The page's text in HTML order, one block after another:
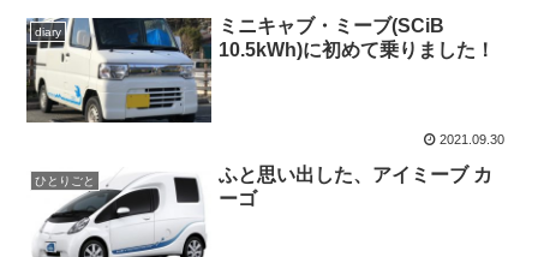
diary
ミニキャブ・ミーブ(SCiB
10.5kWh)に初めて乗りました！
2021.09.30
ひとりごと
ふと思い出した、アイミーブ カ
ーゴ